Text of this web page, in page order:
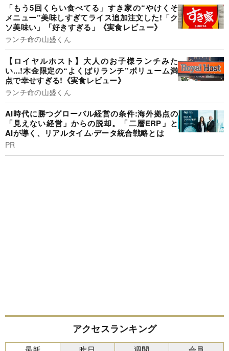
「もう5回くらい食べてる」すき家の“やけくそ
メニュー”美味しすぎてライス追加注文した!「ク
ソ美味い」「好きすぎる」《実食レビュー》
ランチ命の山盛くん
【ロイヤルホスト】大人のお子様ランチみた
い...!木金限定の“よくばりランチ”ボリューム満
点で幸せすぎる!《実食レビュー》
ランチ命の山盛くん
AI時代に勝つグローバル経営の条件:海外拠点の
「見えない経営」からの脱却。「二層ERP」と
AIが導く、リアルタイム·データ統合戦略とは
PR
アクセスランキング